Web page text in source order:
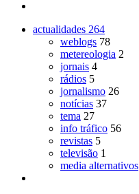
actualidades 264
weblogs 78
metereologia 2
jornais 4
rádios 5
jornalismo 26
notícias 37
tema 27
info tráfico 56
revistas 5
televisão 1
media alternativos